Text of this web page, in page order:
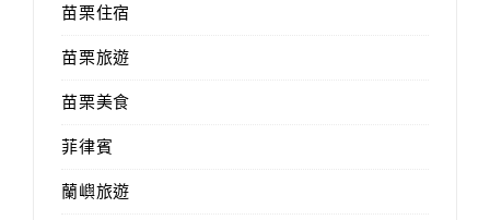
苗栗住宿
苗栗旅遊
苗栗美食
菲律賓
蘭嶼旅遊